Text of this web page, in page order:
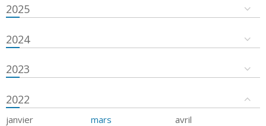
2025
2024
2023
2022
janvier mars
avril